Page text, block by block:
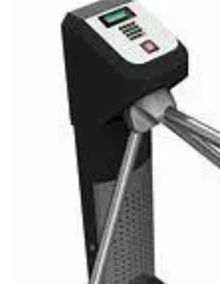
Catraca para academia
Catraca para academia com biometria
Catraca para academia com biometria preço
Catraca para academia com software
Catraca de acesso
Catraca de acesso para academia
Catraca de acesso com biometria
Catraca de acesso biométrica
Catraca de acesso para cadeirante
Catraca de acesso com comanda